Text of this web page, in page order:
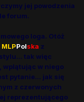
jej powodzenia
forum.
loga. Otóż
MLPPolska z
tak więc
wplątując w niego
pytanie... jak się
z czerwonych
reprezentującego